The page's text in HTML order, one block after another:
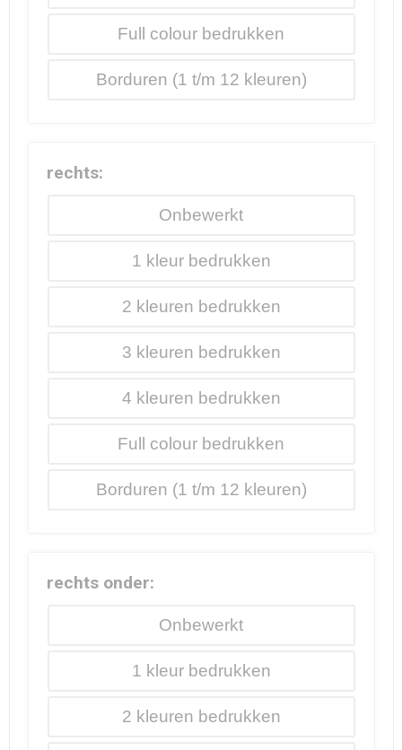
Borduren
Full colour
rechts:
Onbewerkt
1
2
3
4
Borduren
Full colour
rechts onder:
Onbewerkt
1
2